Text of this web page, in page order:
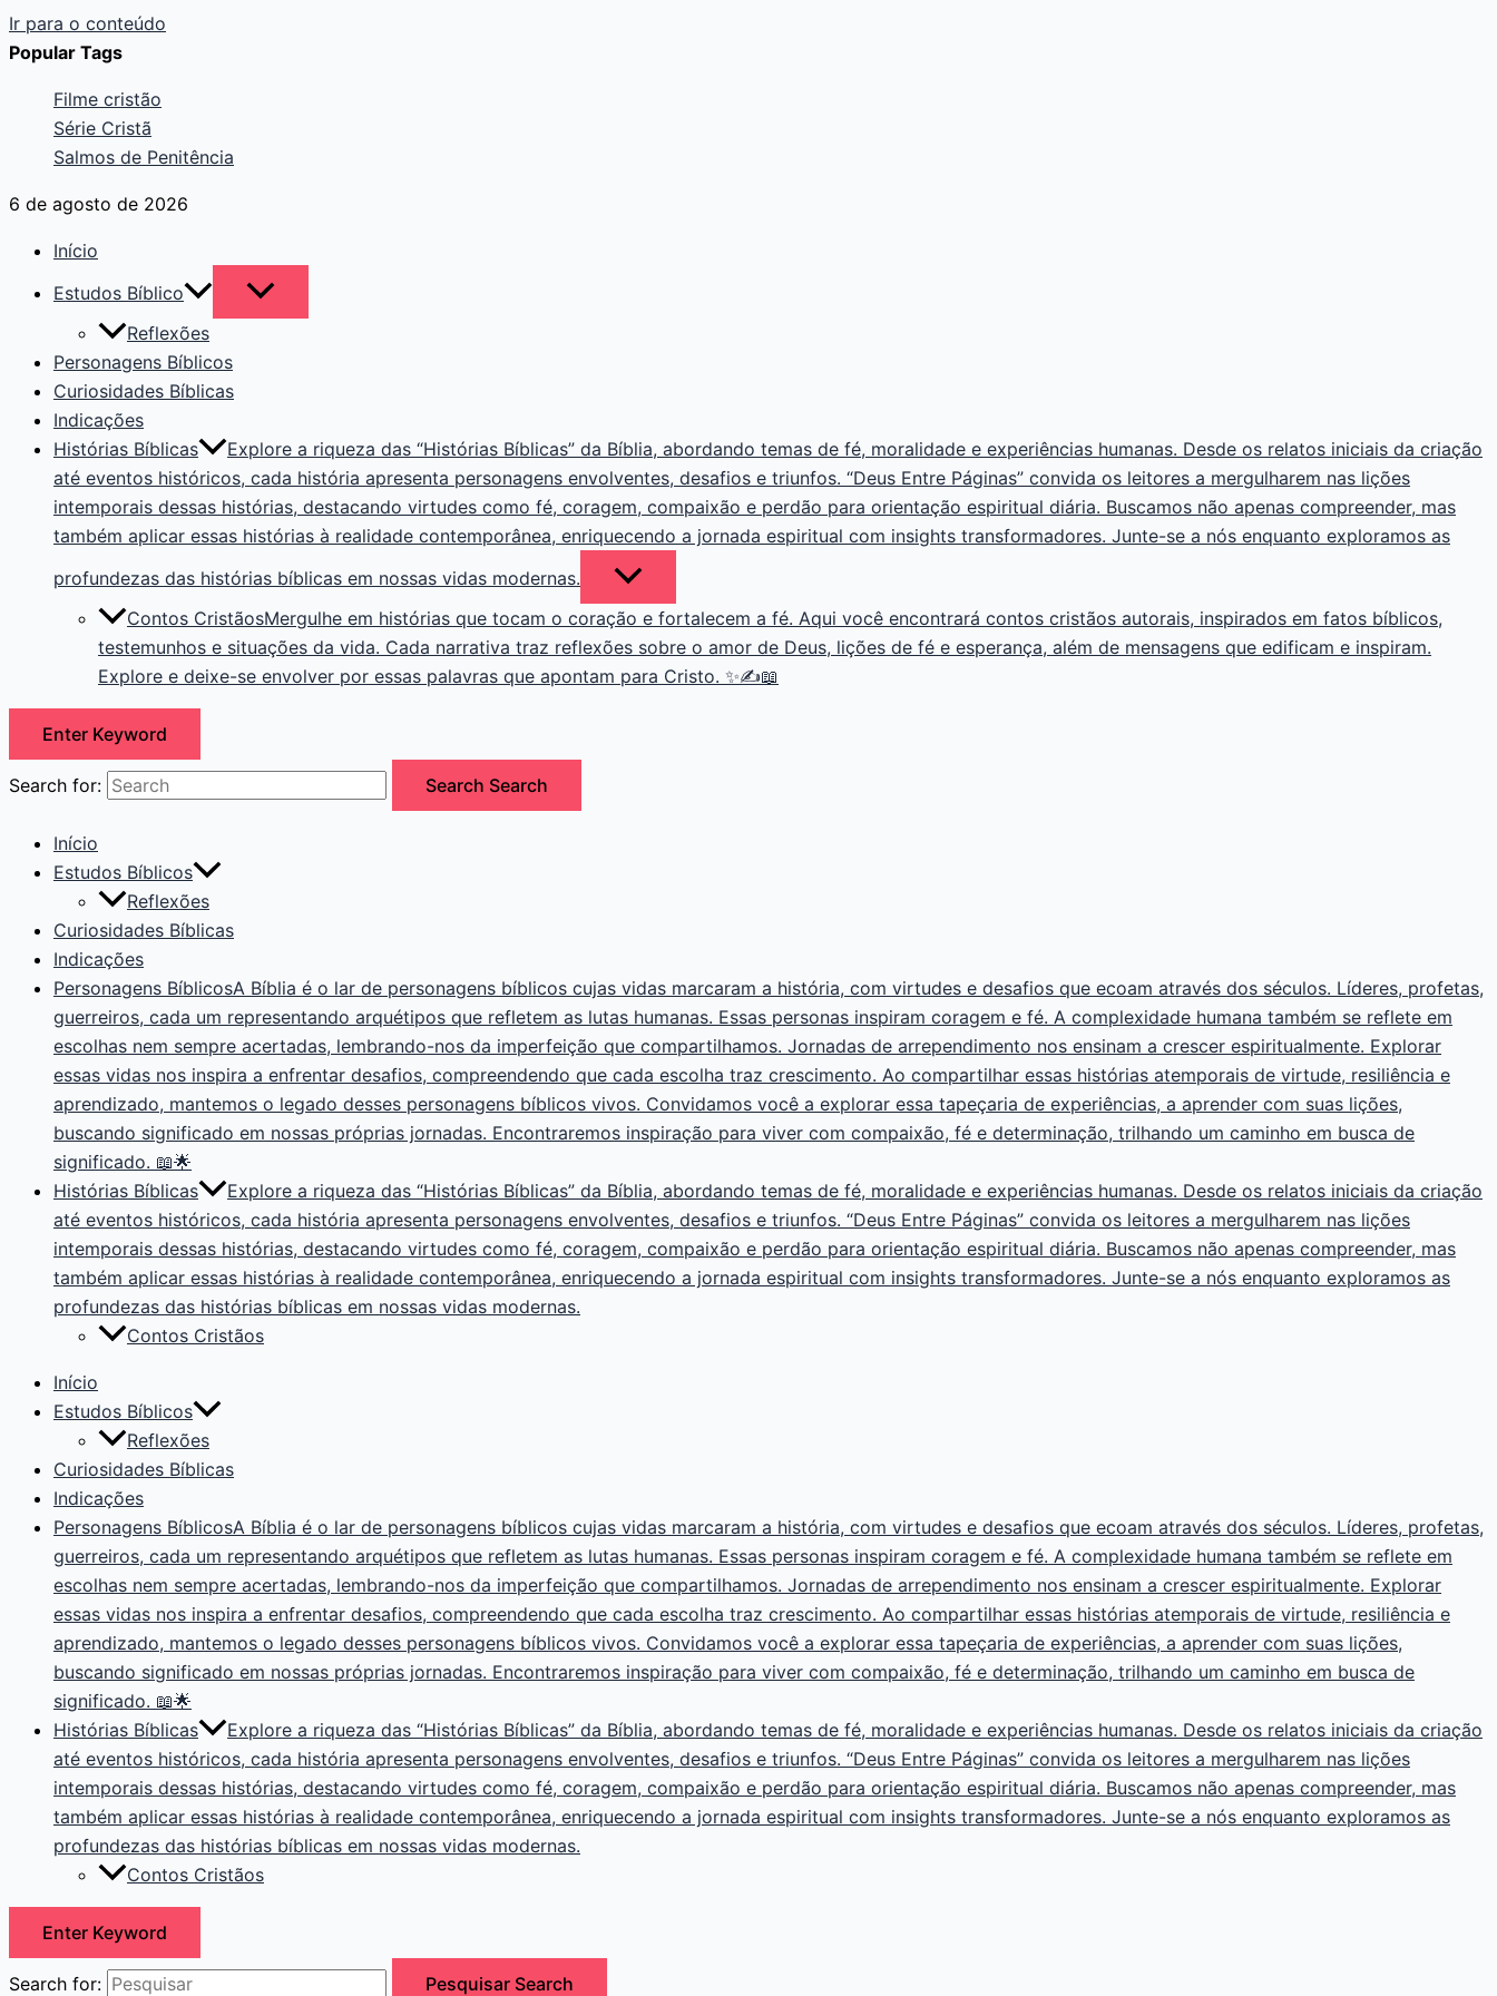
Ir para o conteúdo
Popular Tags
Filme cristão
Série Cristã
Salmos de Penitência
6 de agosto de 2026
Início
Estudos Bíblico
Reflexões
Personagens Bíblicos
Curiosidades Bíblicas
Indicações
Histórias Bíblicas
Explore a riqueza das “Histórias Bíblicas” da Bíblia, abordando temas de fé, moralidade e experiências humanas. Desde os relatos iniciais da criação
até eventos históricos, cada história apresenta personagens envolventes, desafios e triunfos. “Deus Entre Páginas” convida os leitores a mergulharem nas lições
intemporais dessas histórias, destacando virtudes como fé, coragem, compaixão e perdão para orientação espiritual diária. Buscamos não apenas compreender, mas
também aplicar essas histórias à realidade contemporânea, enriquecendo a jornada espiritual com insights transformadores. Junte-se a nós enquanto exploramos as
profundezas das histórias bíblicas em nossas vidas modernas.
Contos CristãosMergulhe em histórias que tocam o coração e fortalecem a fé. Aqui você encontrará contos cristãos autorais, inspirados em fatos bíblicos,
testemunhos e situações da vida. Cada narrativa traz reflexões sobre o amor de Deus, lições de fé e esperança, além de mensagens que edificam e inspiram.
Explore e deixe-se envolver por essas palavras que apontam para Cristo. ✨✍️📖
Enter Keyword
Search for: Search Search
Início
Estudos Bíblicos
Reflexões
Curiosidades Bíblicas
Indicações
Personagens BíblicosA Bíblia é o lar de personagens bíblicos cujas vidas marcaram a história, com virtudes e desafios que ecoam através dos séculos. Líderes, profetas,
guerreiros, cada um representando arquétipos que refletem as lutas humanas. Essas personas inspiram coragem e fé. A complexidade humana também se reflete em
escolhas nem sempre acertadas, lembrando-nos da imperfeição que compartilhamos. Jornadas de arrependimento nos ensinam a crescer espiritualmente. Explorar
essas vidas nos inspira a enfrentar desafios, compreendendo que cada escolha traz crescimento. Ao compartilhar essas histórias atemporais de virtude, resiliência e
aprendizado, mantemos o legado desses personagens bíblicos vivos. Convidamos você a explorar essa tapeçaria de experiências, a aprender com suas lições,
buscando significado em nossas próprias jornadas. Encontraremos inspiração para viver com compaixão, fé e determinação, trilhando um caminho em busca de
significado. 📖🌟
Histórias Bíblicas
Explore a riqueza das “Histórias Bíblicas” da Bíblia, abordando temas de fé, moralidade e experiências humanas. Desde os relatos iniciais da criação
até eventos históricos, cada história apresenta personagens envolventes, desafios e triunfos. “Deus Entre Páginas” convida os leitores a mergulharem nas lições
intemporais dessas histórias, destacando virtudes como fé, coragem, compaixão e perdão para orientação espiritual diária. Buscamos não apenas compreender, mas
também aplicar essas histórias à realidade contemporânea, enriquecendo a jornada espiritual com insights transformadores. Junte-se a nós enquanto exploramos as
profundezas das histórias bíblicas em nossas vidas modernas.
Contos Cristãos
Início
Estudos Bíblicos
Reflexões
Curiosidades Bíblicas
Indicações
Personagens BíblicosA Bíblia é o lar de personagens bíblicos cujas vidas marcaram a história, com virtudes e desafios que ecoam através dos séculos. Líderes, profetas,
guerreiros, cada um representando arquétipos que refletem as lutas humanas. Essas personas inspiram coragem e fé. A complexidade humana também se reflete em
escolhas nem sempre acertadas, lembrando-nos da imperfeição que compartilhamos. Jornadas de arrependimento nos ensinam a crescer espiritualmente. Explorar
essas vidas nos inspira a enfrentar desafios, compreendendo que cada escolha traz crescimento. Ao compartilhar essas histórias atemporais de virtude, resiliência e
aprendizado, mantemos o legado desses personagens bíblicos vivos. Convidamos você a explorar essa tapeçaria de experiências, a aprender com suas lições,
buscando significado em nossas próprias jornadas. Encontraremos inspiração para viver com compaixão, fé e determinação, trilhando um caminho em busca de
significado. 📖🌟
Histórias Bíblicas
Explore a riqueza das “Histórias Bíblicas” da Bíblia, abordando temas de fé, moralidade e experiências humanas. Desde os relatos iniciais da criação
até eventos históricos, cada história apresenta personagens envolventes, desafios e triunfos. “Deus Entre Páginas” convida os leitores a mergulharem nas lições
intemporais dessas histórias, destacando virtudes como fé, coragem, compaixão e perdão para orientação espiritual diária. Buscamos não apenas compreender, mas
também aplicar essas histórias à realidade contemporânea, enriquecendo a jornada espiritual com insights transformadores. Junte-se a nós enquanto exploramos as
profundezas das histórias bíblicas em nossas vidas modernas.
Contos Cristãos
Enter Keyword
Search for: Pesquisar Search